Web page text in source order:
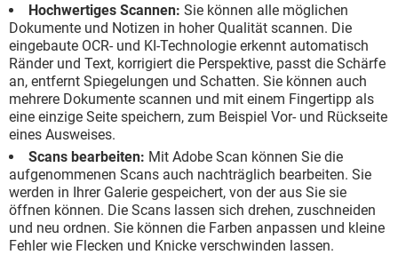
Hochwertiges Scannen: Sie können alle möglichen
Dokumente und Notizen in hoher Qualität scannen. Die
eingebaute OCR- und KI-Technologie erkennt automatisch
Ränder und Text, korrigiert die Perspektive, passt die Schärfe
an, entfernt Spiegelungen und Schatten. Sie können auch
mehrere Dokumente scannen und mit einem Fingertipp als
eine einzige Seite speichern, zum Beispiel Vor- und Rückseite
eines Ausweises.
Scans bearbeiten: Mit Adobe Scan können Sie die
aufgenommenen Scans auch nachträglich bearbeiten. Sie
werden in Ihrer Galerie gespeichert, von der aus Sie sie
öffnen können. Die Scans lassen sich drehen, zuschneiden
und neu ordnen. Sie können die Farben anpassen und kleine
Fehler wie Flecken und Knicke verschwinden lassen.